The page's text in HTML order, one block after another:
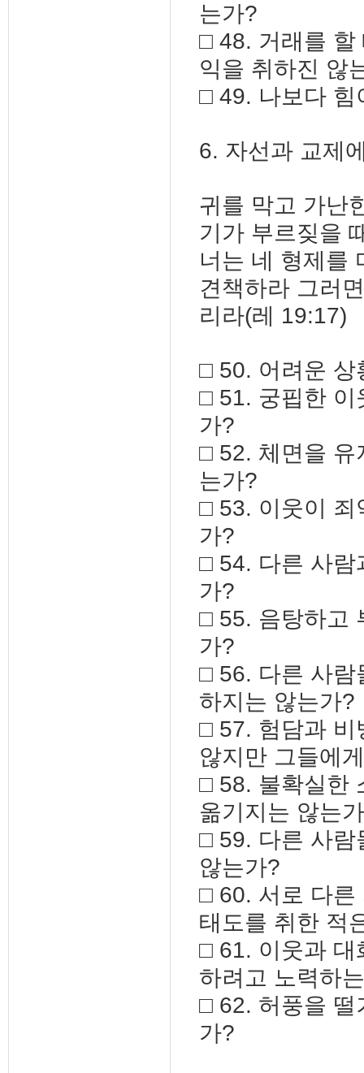
는가?
□ 48. 거래를 할
익을 취하진 않
□ 49. 나보다 힘
6. 자선과 교제
귀를 막고 가난
기가 부르짖을
너는 네 형제를
견책하라 그러
리라(레 19:17)
□ 50. 어려운 상
□ 51. 궁핍한 이
가?
□ 52. 체면을 유
는가?
□ 53. 이웃이 죄
가?
□ 54. 다른 사람
가?
□ 55. 음탕하고
가?
□ 56. 다른 사람
하지는 않는가?
□ 57. 험담과 비
않지만 그들에
□ 58. 불확실한
옮기지는 않는
□ 59. 다른 사람
않는가?
□ 60. 서로 다른
태도를 취한 적
□ 61. 이웃과 대
하려고 노력하
□ 62. 허풍을 떨
가?